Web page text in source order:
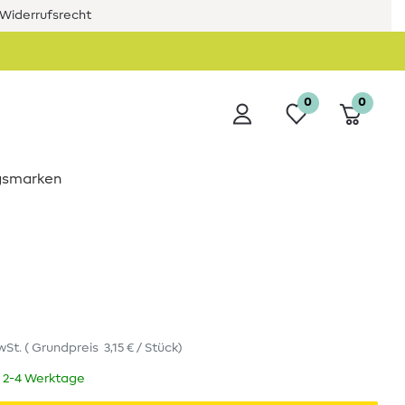
0 0
( Grundpreis 3,15 € / Stück)
4 Werktage